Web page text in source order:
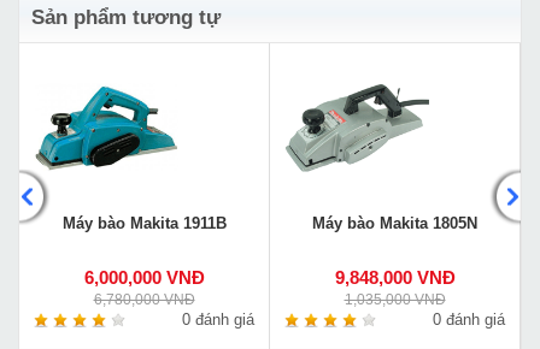
Sản phẩm tương tự
Máy bào Makita 1911B
6,000,000 VNĐ
6,780,000 VNĐ
0 đánh giá
Máy bào Makita 1805N
9,848,000 VNĐ
1,035,000 VNĐ
0 đánh giá